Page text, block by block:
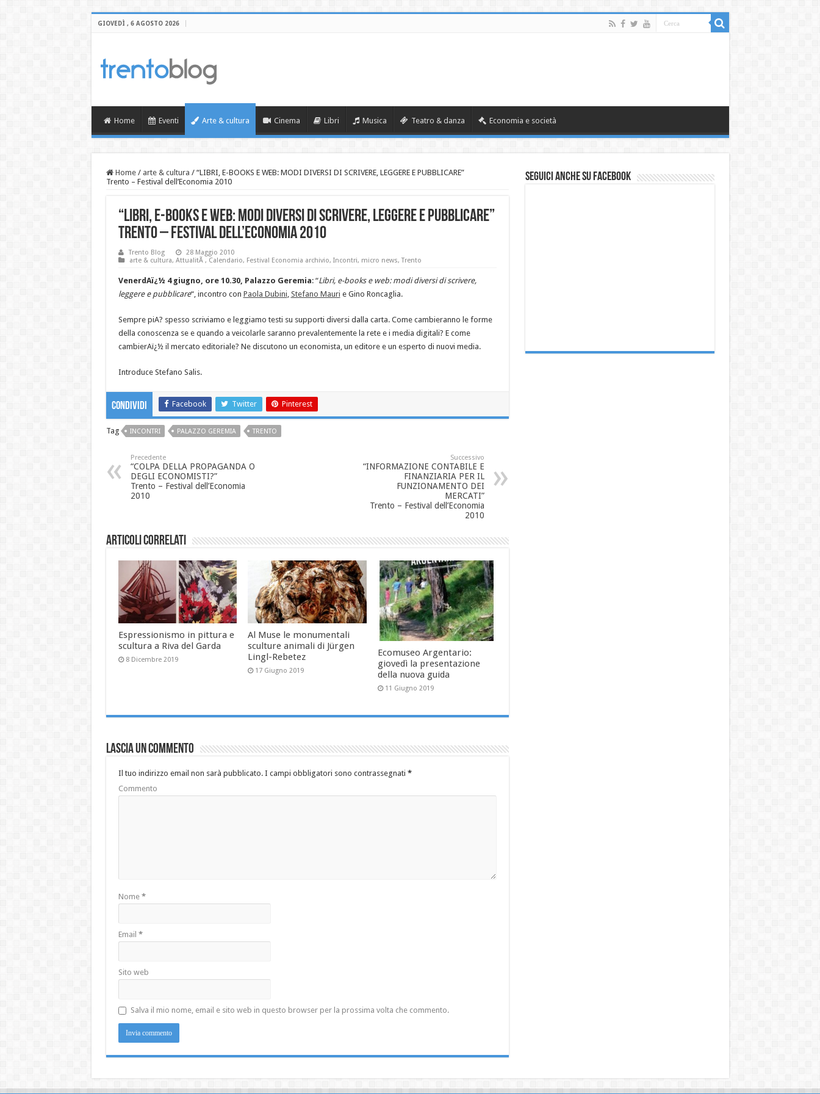
GIOVEDÌ , 6 AGOSTO 2026
Home Eventi Arte & cultura Cinema Libri Musica Teatro & danza Economia e società
Home / arte & cultura / “LIBRI, E-BOOKS E WEB: MODI DIVERSI DI SCRIVERE, LEGGERE E PUBBLICARE”
Trento – Festival dell’Economia 2010
“LIBRI, E-BOOKS E WEB: MODI DIVERSI DI SCRIVERE, LEGGERE E PUBBLICARE”
Trento – Festival dell’Economia 2010
Trento Blog
28 Maggio 2010
arte & cultura, AttualitÃ , Calendario, Festival Economia archivio, Incontri, micro news,Trento
VenerdAï¿½ 4 giugno, ore 10.30, Palazzo Geremia: “Libri, e-books e web: modi diversi di scrivere,
leggere e pubblicare“, incontro con Paola Dubini Stefano Mauri e Gino Roncaglia.
Sempre piA? spesso scriviamo e leggiamo testi su supporti diversi dalla carta. Come cambieranno le forme
della conoscenza se e quando a veicolarle saranno prevalentemente la rete e i media digitali? E come
cambierAï¿½ il mercato editoriale? Ne discutono un economista, un editore e un esperto di nuovi media.
Introduce Stefano Salis.
Condividi Facebook Twitter Pinterest
Tag INCONTRI PALAZZO GEREMIA TRENTO
Precedente
“COLPA DELLA PROPAGANDA O
DEGLI ECONOMISTI?”
Trento – Festival dell’Economia
2010
Successivo
“INFORMAZIONE CONTABILE E
FINANZIARIA PER IL
FUNZIONAMENTO DEI
MERCATI”
Trento – Festival dell’Economia
2010
Articoli correlati
Espressionismo in pittura e
scultura a Riva del Garda
8 Dicembre 2019
Al Muse le monumentali
sculture animali di Jürgen
Lingl-Rebetez
17 Giugno 2019
Ecomuseo Argentario:
giovedì la presentazione
della nuova guida
11 Giugno 2019
Lascia un commento
Il tuo indirizzo email non sarà pubblicato.I campi obbligatori sono contrassegnati *
Commento
Nome *
Email *
Sito web
Salva il mio nome, email e sito web in questo browser per la prossima volta che commento.
Seguici anche su Facebook